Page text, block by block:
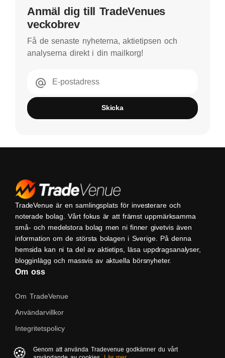
Anmäl dig till TradeVenues
veckobrev
Få de senaste nyheterna, aktietipsen och
analyserna direkt i din mailkorg!
E-postadress
Skicka
TradeVenue är en samlingsplats för investerare och
noterade bolag. Vårt fokus är att främst uppmärksamma
små- och medelstora bolag men ni finner givetvis även
information om de största bolagen i Sverige. På denna
hemsida kan ni ta del av aktietips, läsa uppdragsanalyser,
blogginlägg och massvis av aktuella börsnyheter.
Om oss
Om TradeVenue
Användarvillkor
Integritetspolicy
🍪
Genom att använda Tradevenue godkänner du vårt